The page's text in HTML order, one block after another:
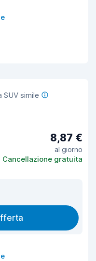
SUV simile
8,87 €
al giorno
Cancellazione gratuita